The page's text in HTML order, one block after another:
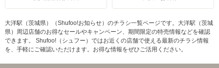
大洋駅（茨城県）（Shufoo!お知らせ）のチラシ一覧ページです。大洋駅（茨城
県）周辺店舗のお得なセールやキャンペーン、期間限定の特売情報などを確認
できます。 Shufoo!（シュフー）ではお近くの店舗で使える最新のチラシ情報
を、手軽にご確認いただけます。お得な情報をぜひご活用ください。